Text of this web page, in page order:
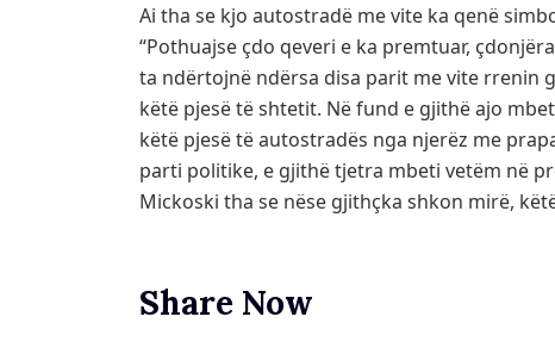
Ai tha se kjo autostradë me vite ka qenë
“Pothuajse çdo qeveri e ka premtuar,
ta ndërtojnë ndërsa disa parit me vite rrenin
këtë pjesë të shtetit. Në fund e gjithë ajo
këtë pjesë të autostradës nga njerëz me
parti politike, e gjithë tjetra mbeti vetëm në
Mickoski tha se nëse gjithçka shkon mirë,
Share Now